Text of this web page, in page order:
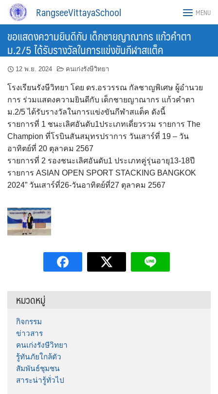
Skip
RangseeVittayaSchool MENU
ขอแสดงความยินดีกับ เด็กชายญาณากร แก้วคำตา
ม.2/5 ได้รับรางวัลในการแข่งขันกีฬาสแต็ค
12 พ.ย. 2024 คนเก่งรังษีวิทยา
โรงเรียนรังษีวิทยา โดย ดร.อรวรรณ กัลชาญพิเศษ ผู้อำนวย
การ ร่วมแสดงความยินดีกับ เด็กชายญาณากร แก้วคำตา
ม.2/5 ได้รับรางวัลในการแข่งขันกีฬาสแต็ค ดังนี้
รายการที่ 1 ชนะเลิศอันดับ1ประเภทเดี่ยวรวม รายการ The
Champion ที่โรบินสันสมุทรปราการ วันเสาร์ที่ 19 – วัน
อาทิตย์ที่ 20 ตุลาคม 2567
รายการที่ 2 รองชนะเลิศอันดับ1 ประเภทคู่รุ่นอายุ13-18ปี
รายการ ASIAN OPEN SPORT STACKING BANGKOK
2024” วันเสาร์ที่26-วันอาทิตย์ที่27 ตุลาคม 2567
หมวดหมู่
กิจกรรม
ข่าวสาร
คนเก่งรังษีวิทยา
รู้ทันภัยใกล้ตัว
สัมพันธ์ชุมชน
สาระน่ารู้ทั่วไป